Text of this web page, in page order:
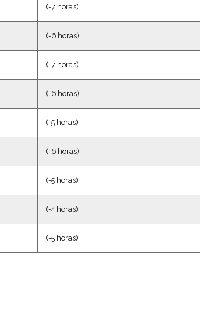
(-7 horas)
(-6 horas)
(-7 horas)
(-6 horas)
(-5 horas)
(-6 horas)
(-5 horas)
(-4 horas)
(-5 horas)